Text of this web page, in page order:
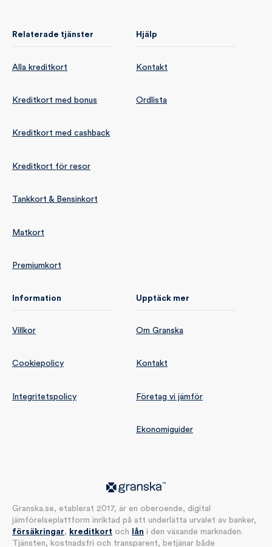
Relaterade tjänster
Alla kreditkort
Kreditkort med bonus
Kreditkort med cashback
Kreditkort för resor
Tankkort & Bensinkort
Matkort
Premiumkort
Hjälp
Kontakt
Ordlista
Information
Villkor
Cookiepolicy
Integritetspolicy
Upptäck mer
Om Granska
Kontakt
Företag vi jämför
Ekonomiguider
Granska.se, etablerat 2017, är en oberoende, digital
jämförelseplattform inriktad på att underlätta urvalet av banker,
försäkringar, kreditkort och lån i den växande marknaden.
Tjänsten, kostnadsfri och transparent, betjänar både